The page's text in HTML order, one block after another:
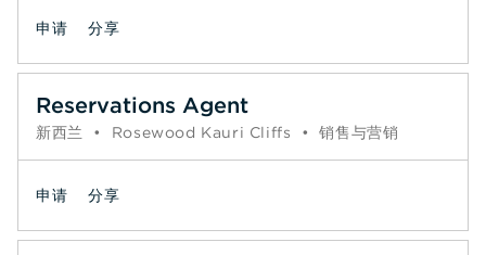
申请 分享
Reservations Agent
新西兰 • Rosewood Kauri Cliffs • 销售与营销
申请 分享